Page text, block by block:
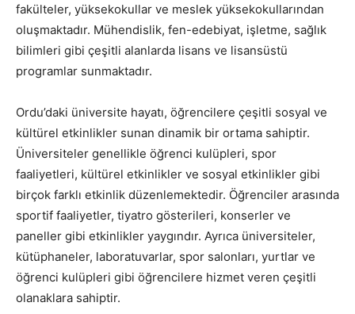
fakülteler, yüksekokullar ve meslek yüksekokullarından
oluşmaktadır. Mühendislik, fen-edebiyat, işletme, sağlık
bilimleri gibi çeşitli alanlarda lisans ve lisansüstü
programlar sunmaktadır.
Ordu’daki üniversite hayatı, öğrencilere çeşitli sosyal ve
kültürel etkinlikler sunan dinamik bir ortama sahiptir.
Üniversiteler genellikle öğrenci kulüpleri, spor
faaliyetleri, kültürel etkinlikler ve sosyal etkinlikler gibi
birçok farklı etkinlik düzenlemektedir. Öğrenciler arasında
sportif faaliyetler, tiyatro gösterileri, konserler ve
paneller gibi etkinlikler yaygındır. Ayrıca üniversiteler,
kütüphaneler, laboratuvarlar, spor salonları, yurtlar ve
öğrenci kulüpleri gibi öğrencilere hizmet veren çeşitli
olanaklara sahiptir.